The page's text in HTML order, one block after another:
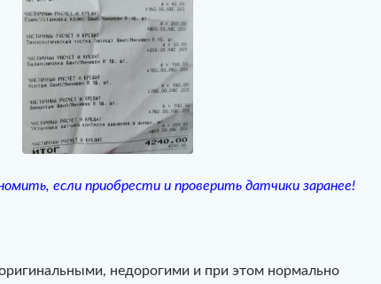
если приобрести и проверить датчики заранее!
недорогими и при этом нормально